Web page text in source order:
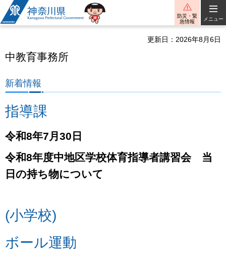
神奈川県
防災・緊
急情報
メニュー
更新日：2026年8月6日
中教育事務所
新着情報
指導課
令和8年7月30日
令和8年度中地区学校体育指導者講習会 当
日の持ち物について
(小学校)
ボール運動